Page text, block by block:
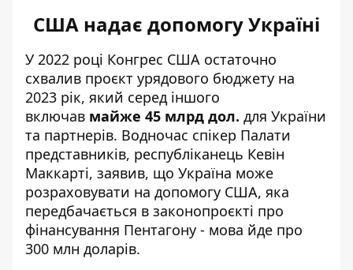
США надає допомогу Україні
У 2022 році Конгрес США остаточно
схвалив проєкт урядового бюджету на
2023 рік, який серед іншого
включав майже 45 млрд дол. для України
та партнерів. Водночас спікер Палати
представників, республіканець Кевін
Маккарті, заявив, що Україна може
розраховувати на допомогу США, яка
передбачається в законопроєкті про
фінансування Пентагону - мова йде про
300 млн доларів.